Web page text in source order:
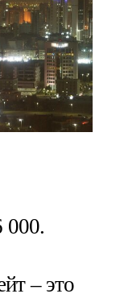
000.
– это